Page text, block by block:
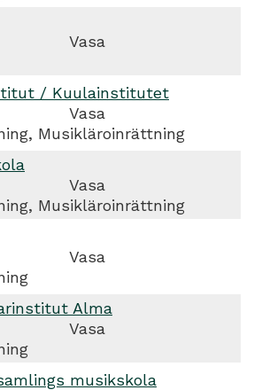
Vasa
/ Kuulainstitutet
Vasa
Musikläroinrättning
Vasa
Musikläroinrättning
Vasa
Alma
Vasa
musikskola